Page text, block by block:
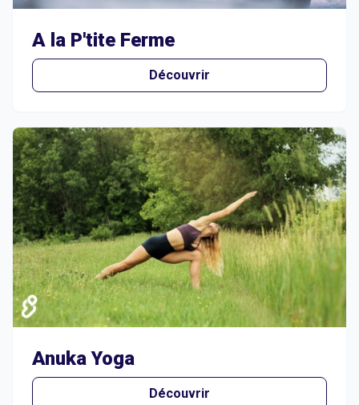
A la P'tite Ferme
Découvrir
Anuka Yoga
Découvrir